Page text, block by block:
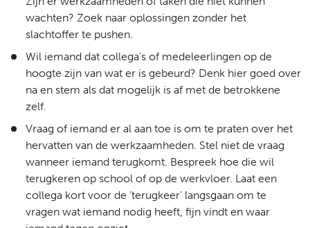
wachten? Zoek naar oplossingen zonder het
slachtoffer te pushen.
Wil iemand dat collega’s of medeleerlingen op de
hoogte zijn van wat er is gebeurd? Denk hier goed over
na en stem als dat mogelijk is af met de betrokkene
zelf.
Vraag of iemand er al aan toe is om te praten over het
hervatten van de werkzaamheden. Stel niet de vraag
wanneer iemand terugkomt. Bespreek hoe die wil
terugkeren op school of op de werkvloer. Laat een
collega kort voor de ‘terugkeer’ langsgaan om te
vragen wat iemand nodig heeft, fijn vindt en waar